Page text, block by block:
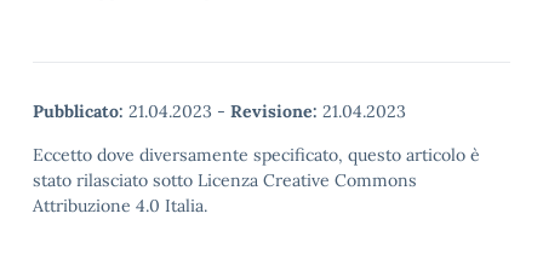
Pubblicato: 21.04.2023 - Revisione: 21.04.2023
Eccetto dove diversamente specificato, questo articolo è
stato rilasciato sotto Licenza Creative Commons
Attribuzione 4.0 Italia.